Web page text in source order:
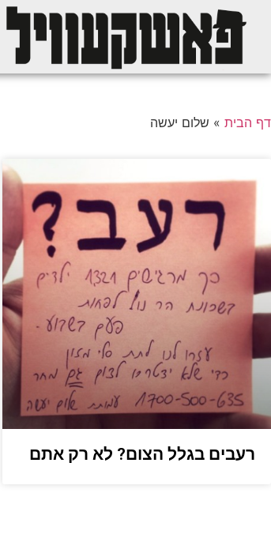
דף הבית » שלום יעשה
רעבים בגלל הצום? לא רק אתם